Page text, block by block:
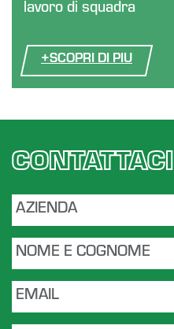
lavoro di squadra
+SCOPRI DI PIU
CONTATTACI